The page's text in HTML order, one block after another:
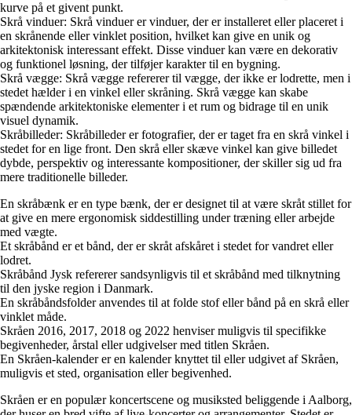
kurve på et givent punkt.
Skrå vinduer: Skrå vinduer er vinduer, der er installeret eller placeret i
en skrånende eller vinklet position, hvilket kan give en unik og
arkitektonisk interessant effekt. Disse vinduer kan være en dekorativ
og funktionel løsning, der tilføjer karakter til en bygning.
Skrå vægge: Skrå vægge refererer til vægge, der ikke er lodrette, men i
stedet hælder i en vinkel eller skråning. Skrå vægge kan skabe
spændende arkitektoniske elementer i et rum og bidrage til en unik
visuel dynamik.
Skråbilleder: Skråbilleder er fotografier, der er taget fra en skrå vinkel i
stedet for en lige front. Den skrå eller skæve vinkel kan give billedet
dybde, perspektiv og interessante kompositioner, der skiller sig ud fra
mere traditionelle billeder.
En skråbænk er en type bænk, der er designet til at være skråt stillet for
at give en mere ergonomisk siddestilling under træning eller arbejde
med vægte.
Et skråbånd er et bånd, der er skråt afskåret i stedet for vandret eller
lodret.
Skråbånd Jysk refererer sandsynligvis til et skråbånd med tilknytning
til den jyske region i Danmark.
En skråbåndsfolder anvendes til at folde stof eller bånd på en skrå eller
vinklet måde.
Skråen 2016, 2017, 2018 og 2022 henviser muligvis til specifikke
begivenheder, årstal eller udgivelser med titlen Skråen.
En Skråen-kalender er en kalender knyttet til eller udgivet af Skråen,
muligvis et sted, organisation eller begivenhed.
Skråen er en populær koncertscene og musiksted beliggende i Aalborg,